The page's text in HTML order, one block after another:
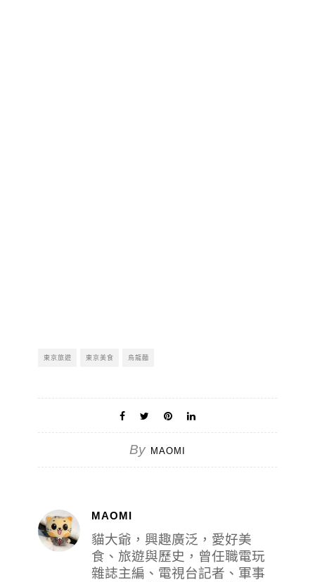
東京旅遊 東京美食 烏龍麵
By MAOMI
MAOMI
貓大爺，興趣廣泛，愛好美
食、旅遊與歷史，曾任職電玩
雜誌主編、電視台記者、軍事